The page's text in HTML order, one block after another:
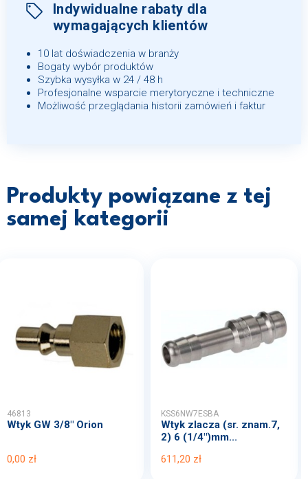
Indywidualne rabaty dla
wymagających klientów
10 lat doświadczenia w branży
Bogaty wybór produktów
Szybka wysyłka w 24 / 48 h
Profesjonalne wsparcie merytoryczne i techniczne
Możliwość przeglądania historii zamówień i faktur
Produkty powiązane z tej
samej kategorii
46813
Wtyk GW 3/8" Orion
0,00 zł
KSS6NW7ESBA
Wtyk zlacza (sr. znam.7,
2) 6 (1/4")mm...
611,20 zł